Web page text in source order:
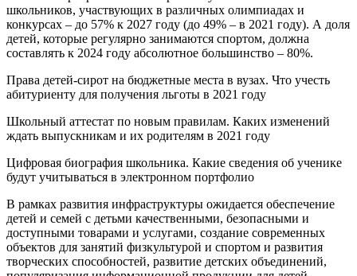
школьников, участвующих в различных олимпиадах и
конкурсах – до 57% к 2027 году (до 49% – в 2021 году). А доля
детей, которые регулярно занимаются спортом, должна
составлять к 2024 году абсолютное большинство – 80%.
Права детей-сирот на бюджетные места в вузах. Что учесть
абитуриенту для получения льготы в 2021 году
Школьный аттестат по новым правилам. Каких изменений
ждать выпускникам и их родителям в 2021 году
Цифровая биография школьника. Какие сведения об ученике
будут учитываться в электронном портфолио
В рамках развития инфраструктуры ожидается обеспечение
детей и семей с детьми качественными, безопасными и
доступными товарами и услугами, создание современных
объектов для занятий физкультурой и спортом и развития
творческих способностей, развитие детских объединений,